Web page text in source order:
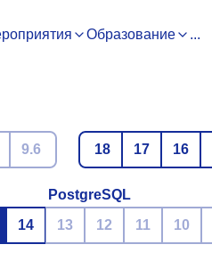
Образование ...
9.6
18
17 16
PostgreSQL
14 13 12 11 10